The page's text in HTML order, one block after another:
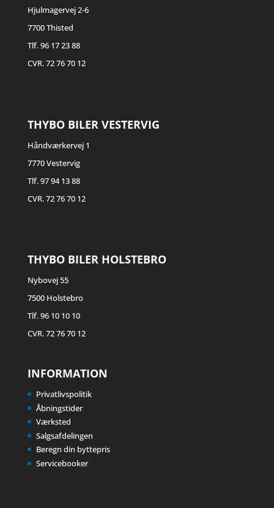
Hjulmagervej 2-6
7700 Thisted
Tlf. 96 17 23 88
CVR. 72 76 70 12
THYBO BILER VESTERVIG
Håndværkervej 1
7770 Vestervig
Tlf. 97 94 13 88
CVR. 72 76 70 12
THYBO BILER HOLSTEBRO
Nybovej 55
7500 Holstebro
Tlf. 96 10 10 10
CVR. 72 76 70 12
INFORMATION
Privatlivspolitik
Åbningstider
Værksted
Salgsafdelingen
Beregn din byttepris
Servicebooker